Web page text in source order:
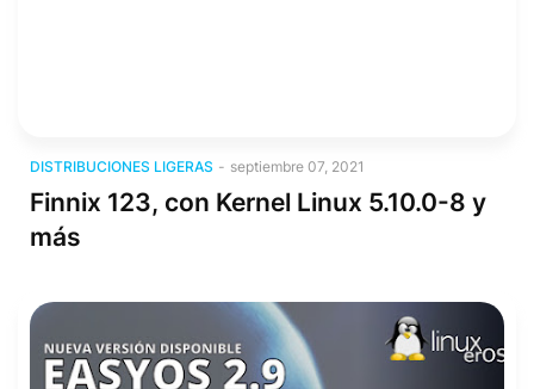
DISTRIBUCIONES LIGERAS - septiembre 07, 2021
Finnix 123, con Kernel Linux 5.10.0-8 y
más